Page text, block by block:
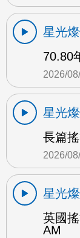
星光
70.80
2026/
星光
長篇
2026/
星光
英國
AM